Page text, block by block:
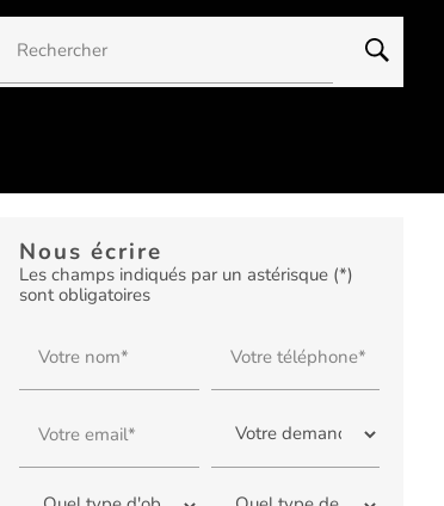
Rechercher
Nous écrire
Les champs indiqués par un astérisque (*)
sont obligatoires
Votre nom* Votre téléphone*
Votre email*